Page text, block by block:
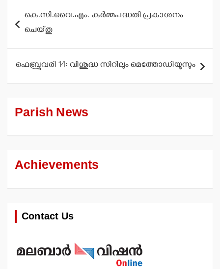
navigation
കെ.സി.വൈ.എം. കര്‍മ്മപദ്ധതി പ്രകാശനം
ചെയ്തു
ഫെബ്രുവരി 14: വിശുദ്ധ സിറിലും മെത്തോഡിയൂസും
Parish News
Achievements
Contact Us